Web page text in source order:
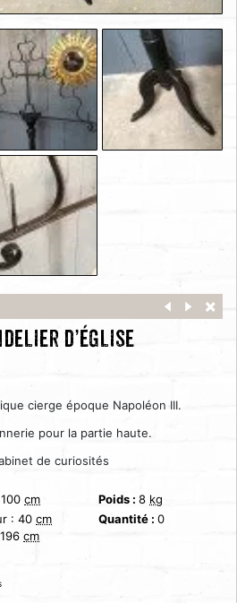
d’église
cierge époque Napoléon III.
pour la partie haute.
de curiosités
100 cm
: 40 cm
196 cm
Poids :8 kg
Quantité :0